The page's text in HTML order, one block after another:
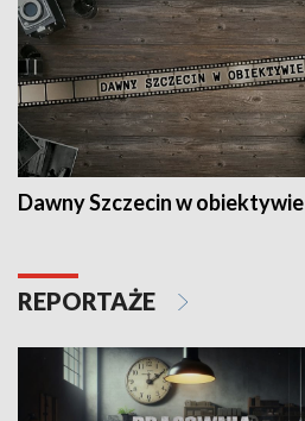
Dawny Szczecin w obiektywie
REPORTAŻE